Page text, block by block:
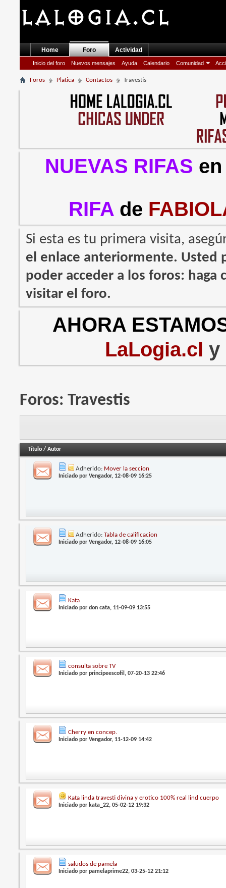
Home Foro
Inicio del foro Nuevos mensajes Ayuda Calendario Comunidad
Actividad
Foros Platica Contactos Travestis
NUEVAS RIFAS en
RIFA de
Si esta es tu primera visita,
el enlace anteriormente. Usted
poder acceder a los foros: haga
visitar el foro.
AHORA
LaLogia.cl y
Foros:Travestis
Título /Autor
Adherido: Mover la seccion
Iniciado porVengador, 12-08-09 16:25
Adherido:Tabla de calificacion
Iniciado porVengador, 12-08-09 16:05
Kata
Iniciado pordon cata, 11-09-09 13:55
consulta sobre TV
Iniciado porprincipeescofil, 07-20-13 22:46
Cherry en concep.
Iniciado porVengador, 11-12-09 14:42
Kata linda travesti divina y erotico 100% real lind cuerpo
Iniciado por kata_22, 05-02-12 19:32
saludos de pamela
Iniciado porpamelaprime22, 03-25-12 21:12